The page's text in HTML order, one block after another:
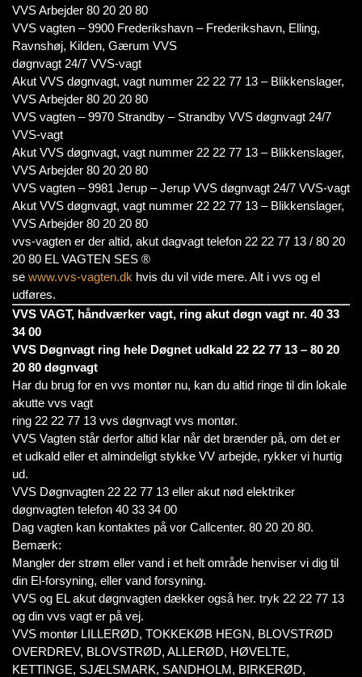
VVS Arbejder 80 20 20 80
VVS vagten – 9900 Frederikshavn – Frederikshavn, Elling,
Ravnshøj, Kilden, Gærum VVS
døgnvagt 24/7 VVS-vagt
Akut VVS døgnvagt, vagt nummer 22 22 77 13 – Blikkenslager,
VVS Arbejder 80 20 20 80
VVS vagten – 9970 Strandby – Strandby VVS døgnvagt 24/7
VVS-vagt
Akut VVS døgnvagt, vagt nummer 22 22 77 13 – Blikkenslager,
VVS Arbejder 80 20 20 80
VVS vagten – 9981 Jerup – Jerup VVS døgnvagt 24/7 VVS-vagt
Akut VVS døgnvagt, vagt nummer 22 22 77 13 – Blikkenslager,
VVS Arbejder 80 20 20 80
vvs-vagten er der altid, akut dagvagt telefon 22 22 77 13 / 80 20
20 80 EL VAGTEN SES ®
se www.vvs-vagten.dk hvis du vil vide mere. Alt i vvs og el
udføres.
VVS VAGT, håndværker vagt, ring akut døgn vagt nr. 40 33
34 00
VVS Døgnvagt ring hele Døgnet udkald 22 22 77 13 – 80 20
20 80 døgnvagt
Har du brug for en vvs montør nu, kan du altid ringe til din lokale
akutte vvs vagt
ring 22 22 77 13 vvs døgnvagt vvs montør.
VVS Vagten står derfor altid klar når det brænder på, om det er
et udkald eller et almindeligt stykke VV arbejde, rykker vi hurtig
ud.
VVS Døgnvagten 22 22 77 13 eller akut nød elektriker
døgnvagten telefon 40 33 34 00
Dag vagten kan kontaktes på vor Callcenter. 80 20 20 80.
Bemærk:
Mangler der strøm eller vand i et helt område henviser vi dig til
din El-forsyning, eller vand forsyning.
VVS og EL akut døgnvagten dækker også her. tryk 22 22 77 13
og din vvs vagt er på vej.
VVS montør LILLERØD, TOKKEKØB HEGN, BLOVSTRØD
OVERDREV, BLOVSTRØD, ALLERØD, HØVELTE,
KETTINGE, SJÆLSMARK, SANDHOLM, BIRKERØD,